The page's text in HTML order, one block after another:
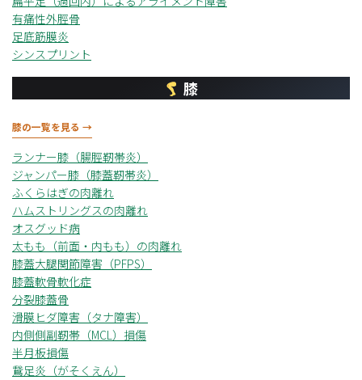
有痛性外脛骨
足底筋膜炎
シンスプリント
膝
膝の一覧を見る →
ランナー膝（腸脛靭帯炎）
ジャンパー膝（膝蓋靭帯炎）
ふくらはぎの肉離れ
ハムストリングスの肉離れ
オスグッド病
太もも（前面・内もも）の肉離れ
膝蓋大腿関節障害（PFPS）
膝蓋軟骨軟化症
分裂膝蓋骨
滑膜ヒダ障害（タナ障害）
内側側副靭帯（MCL）損傷
半月板損傷
鵞足炎（がそくえん）